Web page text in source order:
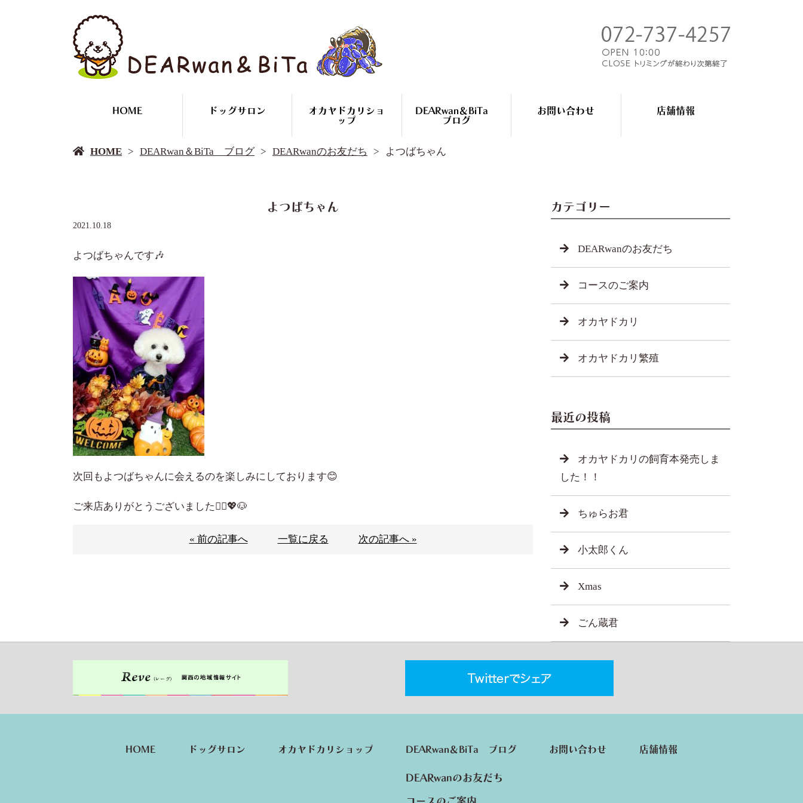
HOME ドッグサロン
オカヤドカリショ
ップ
DEARwan＆BiTa
ブログ
DEARwanのお友だち
コースのご案内
オカヤドカリ
オカヤドカリ繁殖
お問い合わせ 店舗情報
DEARwan＆BiTa ブログ
HOME DEARwan＆BiTa ブログ DEARwanのお友だち よつばちゃん
よつばちゃん
2021.10.18
よつばちゃんです🎶
次回もよつばちゃんに会えるのを楽しみにしております😊
ご来店ありがとうございました🙇‍♀️💖🐶
« 前の記事へ 一覧に戻る 次の記事へ »
カテゴリー
DEARwanのお友だち
コースのご案内
オカヤドカリ
オカヤドカリ繁殖
最近の投稿
オカヤドカリの飼育本発売しま
した！！
ちゅらお君
小太郎くん
Xmas
ごん蔵君
HOME ドッグサロン オカヤドカリショップ DEARwan＆BiTa ブログ
DEARwanのお友だち
お問い合わせ 店舗情報